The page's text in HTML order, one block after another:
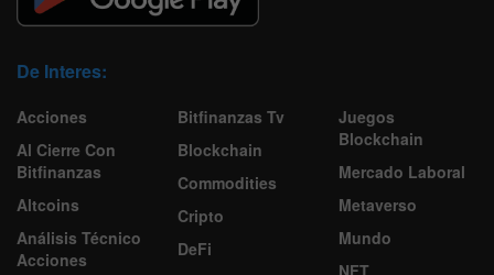
De Interes:
Acciones
Al Cierre Con
Bitfinanzas
Altcoins
Análisis Técnico
Acciones
Bitfinanzas Tv
Blockchain
Commodities
Cripto
DeFi
Juegos
Blockchain
Mercado Laboral
Metaverso
Mundo
NFT